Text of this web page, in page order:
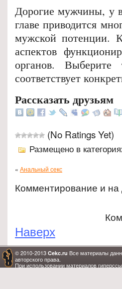
Дорогие мужчины, у
главе приводится
мужской потенции.
аспектов
органов.
соответствует
Рассказать друзьям
(No Ratings Yet)
Размещено в
« Анальный секс
Комментирование и
Наверх
© 2010-2013 Cekc.ru Все материалы
авторского права.
При использовании материалов